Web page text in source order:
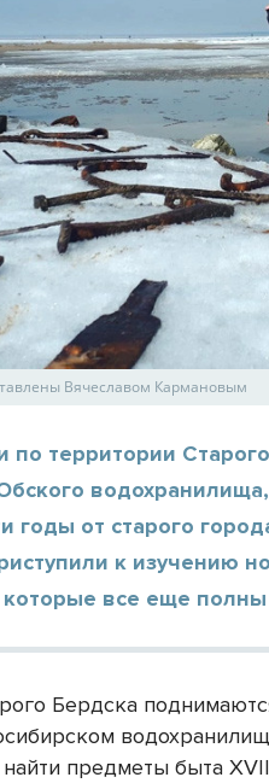
Вячеславом Кармановым
по территории
годы от старого
к изучению
все еще
Бердска
предметы быта